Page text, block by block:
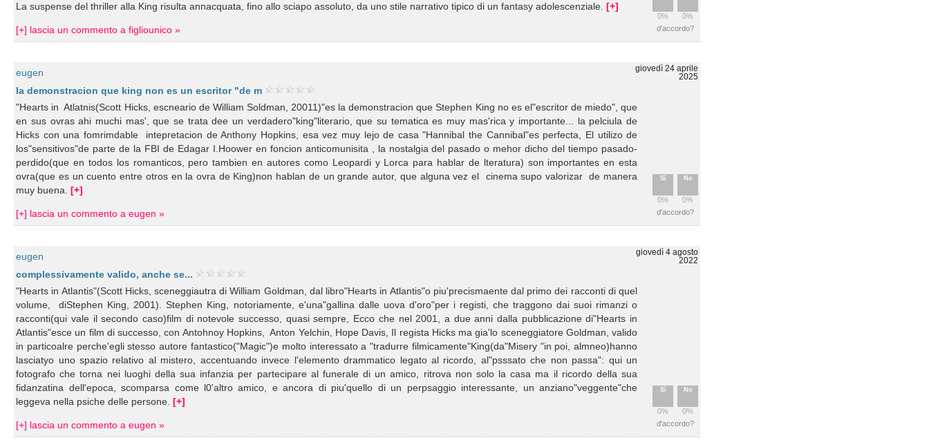
0% 0%
La suspense del thriller alla King risulta annacquata, fino allo sciapo assoluto, da uno stile narrativo tipico di un fantasy adolescenziale.[+]
[+] lascia un commento a figliounico » d'accordo?
eugen
giovedì 24 aprile
2025
la demonstracion que king non es un escritor "de m
Sì
0%
No
0%
"Hearts in Atlatnis(Scott Hicks, escneario de William Soldman, 20011)"es la demonstracion que Stephen King no es el"escritor de miedo", que
en sus ovras ahi muchi mas', que se trata dee un verdadero"king"literario, que su tematica es muy mas'rica y importante... la pelciula de
Hicks con una fomrimdable intepretacion de Anthony Hopkins, esa vez muy lejo de casa "Hannibal the Cannibal"es perfecta, El utilizo de
los"sensitivos"de parte de la FBI de Edagar I.Hoower en foncion anticomunisita , la nostalgia del pasado o mehor dicho del tiempo pasado-
perdido(que en todos los romanticos, pero tambien en autores como Leopardi y Lorca para hablar de lteratura) son importantes en esta
ovra(que es un cuento entre otros en la ovra de King)non hablan de un grande autor, que alguna vez el cinema supo valorizar de manera
muy buena.[+]
[+] lascia un commento a eugen » d'accordo?
eugen
giovedì 4 agosto
2022
complessivamente valido, anche se...
Sì
0%
No
0%
"Hearts in Atlantis"(Scott Hicks, sceneggiautra di William Goldman, dal libro"Hearts in Atlantis"o piu'precismaente dal primo dei racconti di quel
volume, diStephen King, 2001). Stephen King, notoriamente, e'una"gallina dalle uova d'oro"per i registi, che traggono dai suoi rimanzi o
racconti(qui vale il secondo caso)film di notevole successo, quasi sempre, Ecco che nel 2001, a due anni dalla pubblicazione di"Hearts in
Atlantis"esce un film di successo, con Antohnoy Hopkins, Anton Yelchin, Hope Davis, Il regista Hicks ma gia'lo sceneggiatore Goldman, valido
in particoalre perche'egli stesso autore fantastico("Magic")e molto interessato a "tradurre filmicamente"King(da"Misery "in poi, almneo)hanno
lasciatyo uno spazio relativo al mistero, accentuando invece l'elemento drammatico legato al ricordo, al"psssato che non passa": qui un
fotografo che torna nei luoghi della sua infanzia per partecipare al funerale di un amico, ritrova non solo la casa ma il ricordo della sua
fidanzatina dell'epoca, scomparsa come l0'altro amico, e ancora di piu'quello di un perpsaggio interessante, un anziano"veggente"che
leggeva nella psiche delle persone.[+]
[+] lascia un commento a eugen » d'accordo?